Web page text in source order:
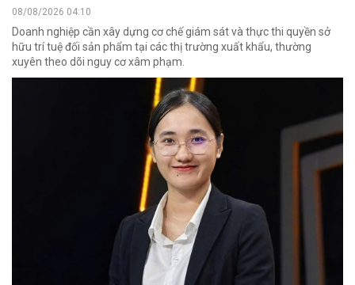
08/08/2026 04:10
Doanh nghiệp cần xây dựng cơ chế giám sát và thực thi quyền sở
hữu trí tuệ đối sản phẩm tại các thị trường xuất khẩu, thường
xuyên theo dõi nguy cơ xâm phạm.